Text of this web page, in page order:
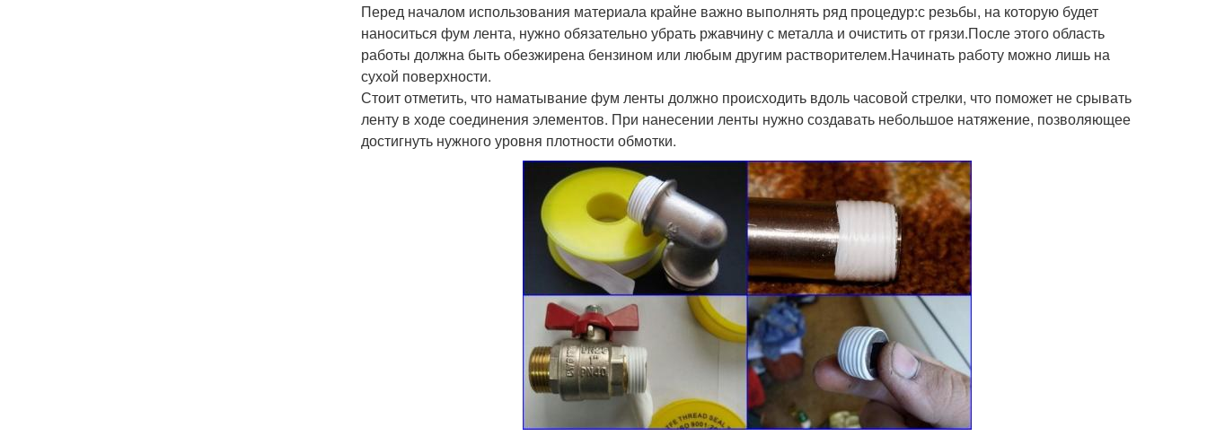
Перед началом использования материала крайне важно выполнять ряд процедур:с резьбы, на которую будет
наноситься фум лента, нужно обязательно убрать ржавчину с металла и очистить от грязи.После этого область
работы должна быть обезжирена бензином или любым другим растворителем.Начинать работу можно лишь на
сухой поверхности.
Стоит отметить, что наматывание фум ленты должно происходить вдоль часовой стрелки, что поможет не срывать
ленту в ходе соединения элементов. При нанесении ленты нужно создавать небольшое натяжение, позволяющее
достигнуть нужного уровня плотности обмотки.